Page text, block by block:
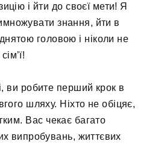
і йти до своєї мети! Я
знання, йти в
головою і ніколи не
ви робите перший крок в
шляху. Ніхто не обіцяє,
Вас чекає багато
випробувань, життєвих